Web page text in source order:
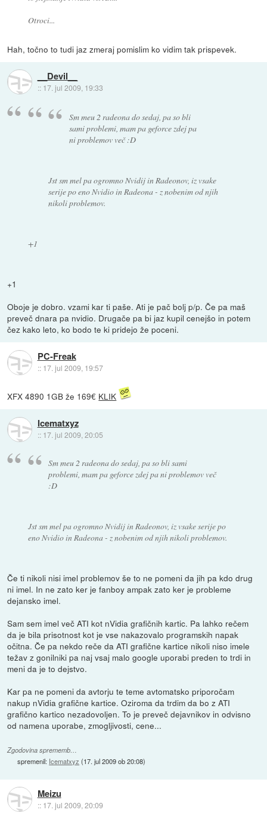
Otroci...
Hah, točno to tudi jaz zmeraj pomislim ko vidim tak prispevek.
__Devil__
:: 17. jul 2009, 19:33
Sm meu 2 radeona do sedaj, pa so bli
sami problemi, mam pa geforce zdej pa
ni problemov več :D
Jst sm mel pa ogromno Nvidij in Radeonov, iz vsake
serije po eno Nvidio in Radeona - z nobenim od njih
nikoli problemov.
+1
+1
Oboje je dobro. vzami kar ti paše. Ati je pač bolj p/p. Če pa maš
preveč dnara pa nvidio. Drugače pa bi jaz kupil cenejšo in potem
čez kako leto, ko bodo te ki pridejo že poceni.
PC-Freak
:: 17. jul 2009, 19:57
XFX 4890 1GB že 169€ KLIK
Icematxyz
:: 17. jul 2009, 20:05
Sm meu 2 radeona do sedaj, pa so bli sami
problemi, mam pa geforce zdej pa ni problemov več
:D
Jst sm mel pa ogromno Nvidij in Radeonov, iz vsake serije po
eno Nvidio in Radeona - z nobenim od njih nikoli problemov.
Če ti nikoli nisi imel problemov še to ne pomeni da jih pa kdo drug
ni imel. In ne zato ker je fanboy ampak zato ker je probleme
dejansko imel.
Sam sem imel več ATI kot nVidia grafičnih kartic. Pa lahko rečem
da je bila prisotnost kot je vse nakazovalo programskih napak
očitna. Če pa nekdo reče da ATI grafične kartice nikoli niso imele
težav z gonilniki pa naj vsaj malo google uporabi preden to trdi in
meni da je to dejstvo.
Kar pa ne pomeni da avtorju te teme avtomatsko priporočam
nakup nVidia grafične kartice. Oziroma da trdim da bo z ATI
grafično kartico nezadovoljen. To je preveč dejavnikov in odvisno
od namena uporabe, zmogljivosti, cene...
Zgodovina sprememb…
spremenil: Icematxyz (17. jul 2009 ob 20:08)
Meizu
:: 17. jul 2009, 20:09